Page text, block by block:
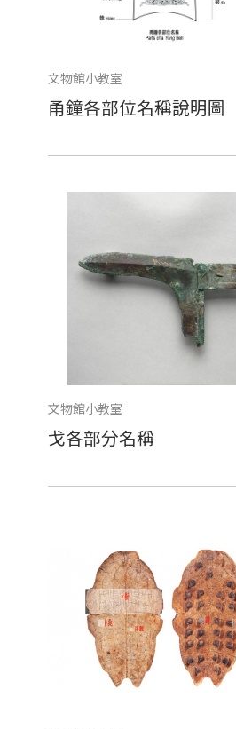
文物館小教室
甬鐘各部位名稱說明圖
文物館小教室
戈各部分名稱